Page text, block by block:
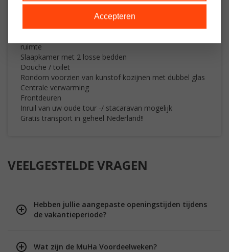
Ruime stacaravan met 2 slaapkamers
Woon / leefruimte met electrische kachel
Keuken met oven / grill en koelkast
ruimte
Slaapkamer met 2 losse bedden
Douche / toilet
Rondom voorzien van kunstof kozijnen met dubbel glas
Centrale verwarming
Frontdeuren
Inruil van uw oude tour -/ stacaravan mogelijk
Gratis transport in geheel Nederland!!
VEELGESTELDE VRAGEN
Hebben jullie aangepaste openingstijden tijdens
de vakantieperiode?
Wat zijn de MuHa Voordeelweken?
Accepteren